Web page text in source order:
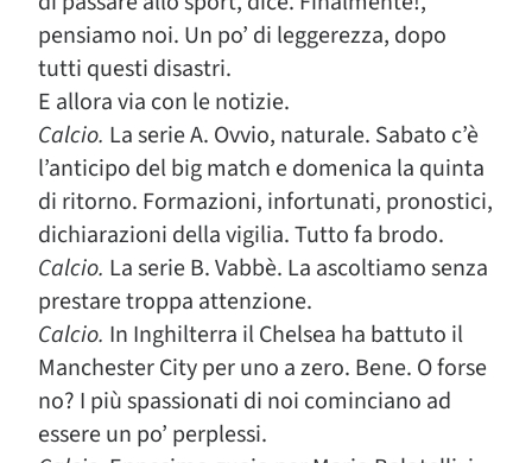
pensiamo noi. Un po’ di leggerezza, dopo
tutti questi disastri.
E allora via con le notizie.
Calcio. La serie A. Ovvio, naturale. Sabato c’è
l’anticipo del big match e domenica la quinta
di ritorno. Formazioni, infortunati, pronostici,
dichiarazioni della vigilia. Tutto fa brodo.
Calcio. La serie B. Vabbè. La ascoltiamo senza
prestare troppa attenzione.
Calcio. In Inghilterra il Chelsea ha battuto il
Manchester City per uno a zero. Bene. O forse
no? I più spassionati di noi cominciano ad
essere un po’ perplessi.